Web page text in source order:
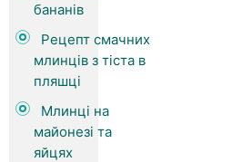
бананів
Рецепт смачних
млинців з тіста в
пляшці
Млинці на
майонезі та
яйцях